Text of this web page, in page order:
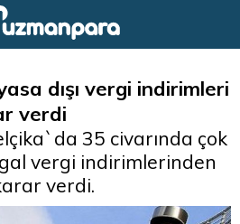
dışı vergi indirimleri
verdi
35 civarında çok
vergi indirimlerinden
verdi.